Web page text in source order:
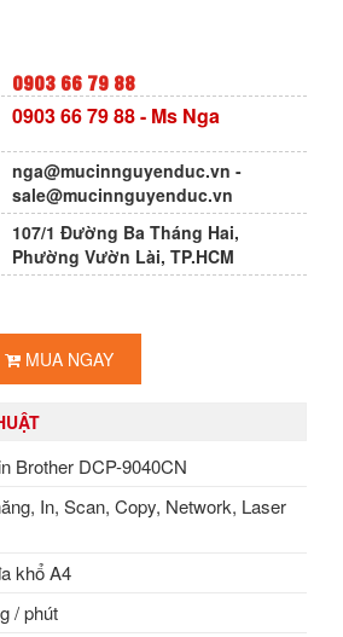
0903 66 79 88
0903 66 79 88- Ms Nga
nga@mucinnguyenduc.vn -
sale@mucinnguyenduc.vn
107/1 Đường Ba Tháng Hai,
Phường Vườn Lài, TP.HCM
MUA NGAY
Brother DCP-9040CN
In, Scan, Copy, Network, Laser
khổ A4
/ phút